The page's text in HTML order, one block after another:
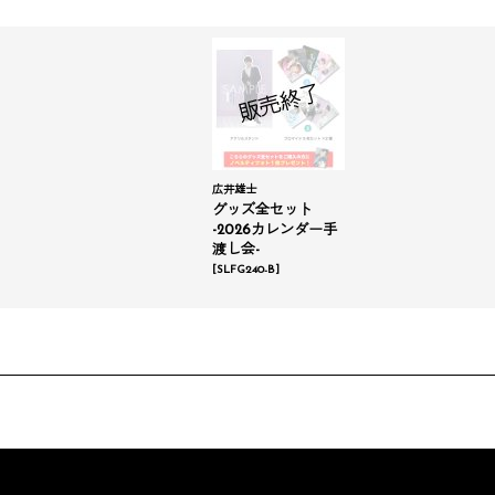
広井雄士
グッズ全セット
-2026カレンダー手
渡し会-
[SLFG240-B]